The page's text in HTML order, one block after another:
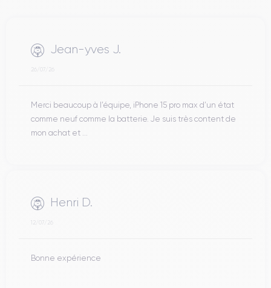
Jean-yves J.
26/07/26
Merci beaucoup à l’équipe, iPhone 15 pro max d’un état
comme neuf comme la batterie. Je suis très content de
mon achat et ...
Henri D.
12/07/26
Bonne expérience